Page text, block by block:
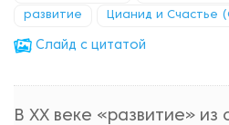
развитие Цианид и Счастье
Cлайд с цитатой
В ХХ веке «развитие» из